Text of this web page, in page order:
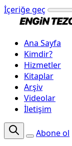
İçeriğe geç
Ana Sayfa
Kimdir?
Hizmetler
Kitaplar
Arşiv
Videolar
İletişim
Abone ol